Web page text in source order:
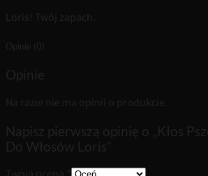
Loris! Twój zapach.
Opinie (0)
Opinie
Na razie nie ma opinii o produkcie.
Napisz pierwszą opinię o „Kłos
Do Włosów Loris”